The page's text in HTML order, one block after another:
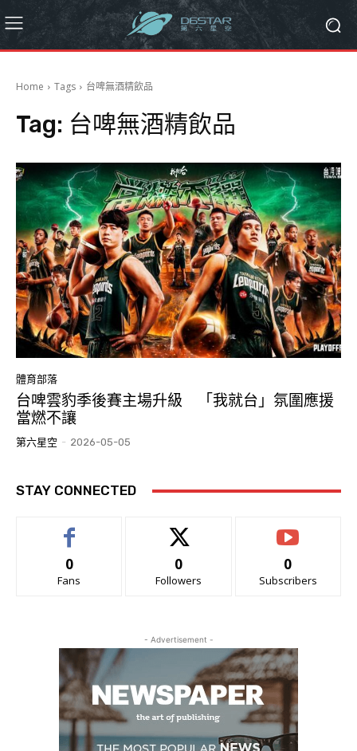
Home Tags 台啤無酒精飲品
Tag: 台啤無酒精飲品
體育部落
台啤雲豹季後賽主場升級 「我就台」氛圍應援
當燃不讓
第六星空 - 2026-05-05
STAY CONNECTED
0
Fans
0
Followers
0
Subscribers
- Advertisement -